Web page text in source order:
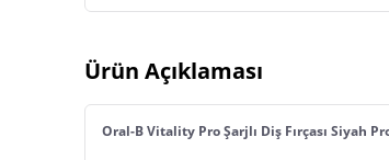
Ürün Açıklaması
Oral-B Vitality Pro Şarjlı Diş Fırçası Siyah